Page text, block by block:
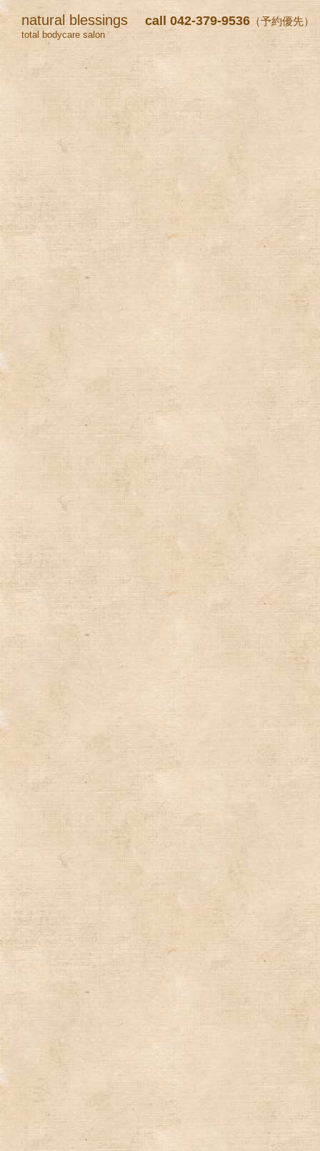
natural blessings call 042-379-9536 （予約優先）
total bodycare salon